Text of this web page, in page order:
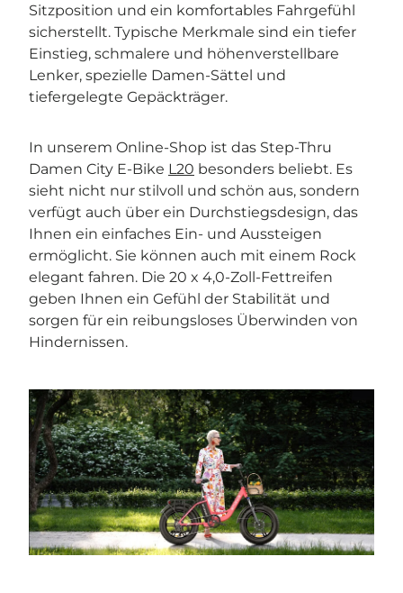
Sitzposition und ein komfortables Fahrgefühl
sicherstellt. Typische Merkmale sind ein tiefer
Einstieg, schmalere und höhenverstellbare
Lenker, spezielle Damen-Sättel und
tiefergelegte Gepäckträger.
In unserem Online-Shop ist das Step-Thru
Damen City E-Bike L20 besonders beliebt. Es
sieht nicht nur stilvoll und schön aus, sondern
verfügt auch über ein Durchstiegsdesign, das
Ihnen ein einfaches Ein- und Aussteigen
ermöglicht. Sie können auch mit einem Rock
elegant fahren. Die 20 x 4,0-Zoll-Fettreifen
geben Ihnen ein Gefühl der Stabilität und
sorgen für ein reibungsloses Überwinden von
Hindernissen.